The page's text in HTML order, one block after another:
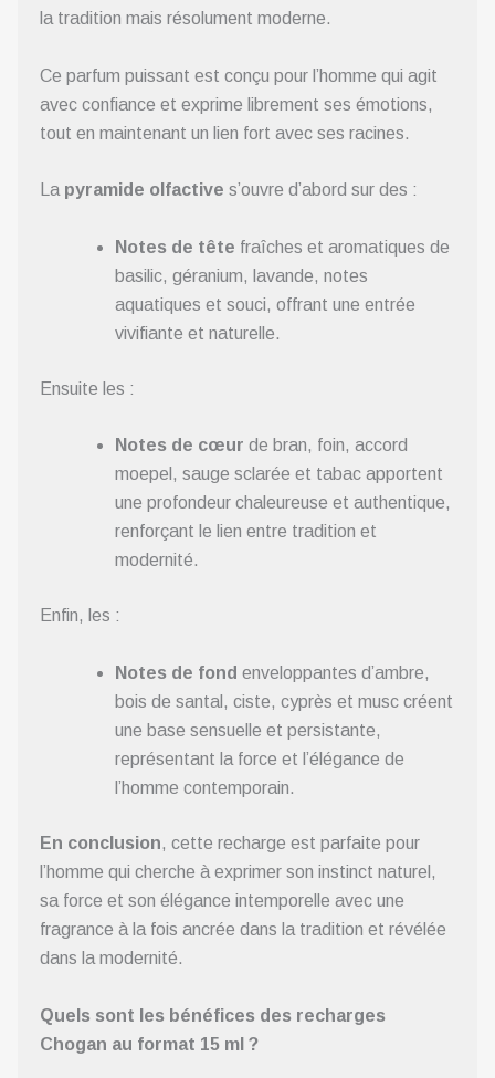
la tradition mais résolument moderne.
Ce parfum puissant est conçu pour l’homme qui agit
avec confiance et exprime librement ses émotions,
tout en maintenant un lien fort avec ses racines.
La pyramide olfactive s’ouvre d’abord sur des :
Notes de tête fraîches et aromatiques de
basilic, géranium, lavande, notes
aquatiques et souci, offrant une entrée
vivifiante et naturelle.
Ensuite les :
Notes de cœur de bran, foin, accord
moepel, sauge sclarée et tabac apportent
une profondeur chaleureuse et authentique,
renforçant le lien entre tradition et
modernité.
Enfin, les :
Notes de fond enveloppantes d’ambre,
bois de santal, ciste, cyprès et musc créent
une base sensuelle et persistante,
représentant la force et l’élégance de
l’homme contemporain.
En conclusion, cette recharge est parfaite pour
l’homme qui cherche à exprimer son instinct naturel,
sa force et son élégance intemporelle avec une
fragrance à la fois ancrée dans la tradition et révélée
dans la modernité.
Quels sont les bénéfices des recharges
Chogan au format 15 ml ?